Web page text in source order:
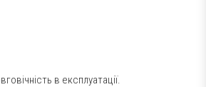
в експлуатації.